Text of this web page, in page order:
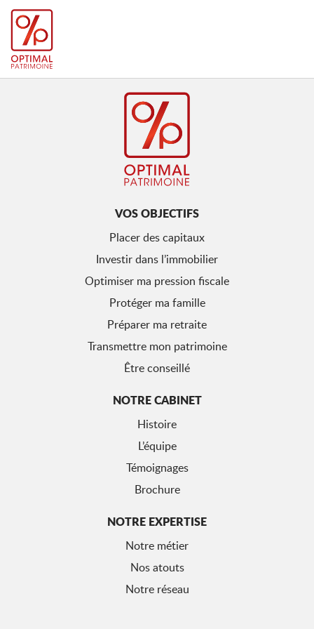
VOS OBJECTIFS
Placer des capitaux
Investir dans l’immobilier
Optimiser ma pression fiscale
Protéger ma famille
Préparer ma retraite
Transmettre mon patrimoine
Être conseillé
NOTRE CABINET
Histoire
L’équipe
Témoignages
Brochure
NOTRE EXPERTISE
Notre métier
Nos atouts
Notre réseau